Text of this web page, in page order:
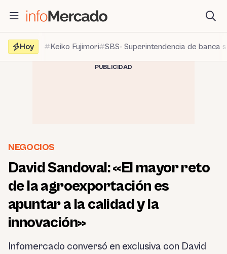
contenido
Hoy
Keiko Fujimori SBS- Superintendencia de banca
PUBLICIDAD
NEGOCIOS
David Sandoval: «El mayor reto
de la agroexportación es
apuntar a la calidad y la
innovación»
Infomercado conversó en exclusiva con David